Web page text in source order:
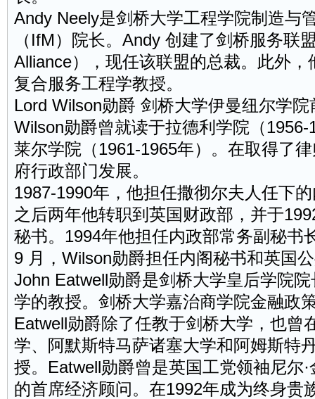
Andy Neely是剑桥大学工程学院制造与
（IfM）院长。Andy 创建了剑桥服务联
Alliance），现任该联盟的总裁。此外
复合服务工程学教授。
Lord Wilson勋爵 剑桥大学伊曼纽尔学
Wilson勋爵曾就读于拉德利学院（
莱尔学院（1961-1965年）。在取得了
府行政部门发展。
1987-1990年，他担任撒彻尔夫人任下
之后两年他转职到英国财政部，并于
秘书。1994年他担任内政部常务副秘书
9 月，Wilson勋爵担任内阁秘书和英国
John Eatwell勋爵是剑桥大学皇后学院
学的教授。剑桥大学嘉治商学院金融政
Eatwell勋爵除了任教于剑桥大学，也曾
学、阿默斯特马萨诸塞大学和阿姆斯特
授。Eatwell勋爵曾是英国工党领袖尼尔
的首席经济顾问。在1992年成为终身贵